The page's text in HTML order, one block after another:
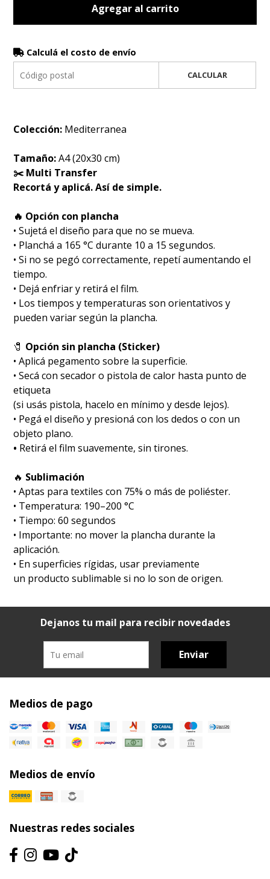
Agregar al carrito
Calculá el costo de envío
CALCULAR
Colección: Mediterranea
Tamaño:A4 (20x30 cm)
✂️ Multi Transfer
Recortá y aplicá. Así de simple.
🔥 Opción con plancha
• Sujetá el diseño para que no se mueva.
• Planchá a 165 °C durante 10 a 15 segundos.
• Si no se pegó correctamente, repetí aumentando el
tiempo.
• Dejá enfriar y retirá el film.
• Los tiempos y temperaturas son orientativos y
pueden variar según la plancha.
🧷 Opción sin plancha (Sticker)
• Aplicá pegamento sobre la superficie.
• Secá con secador o pistola de calor hasta punto de
etiqueta
(si usás pistola, hacelo en mínimo y desde lejos).
• Pegá el diseño y presioná con los dedos o con un
objeto plano.
• Retirá el film suavemente, sin tirones.
🔥 Sublimación
•⁠ ⁠Aptas para textiles con 75% o más de poliéster.
•⁠ ⁠Temperatura: 190–200 °C
•⁠ ⁠Tiempo: 60 segundos
•⁠ ⁠Importante: no mover la plancha durante la
aplicación.
•⁠ ⁠En superficies rígidas, usar previamente
un producto sublimable si no lo son de origen.
Dejanos tu mail para recibir novedades
Enviar
Medios de pago
Medios de envío
Nuestras redes sociales